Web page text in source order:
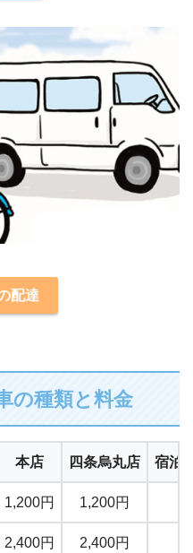
配達
の種類と料金
本店 四条烏丸店 宿泊
1,200円 1,200円
2,400円 2,400円